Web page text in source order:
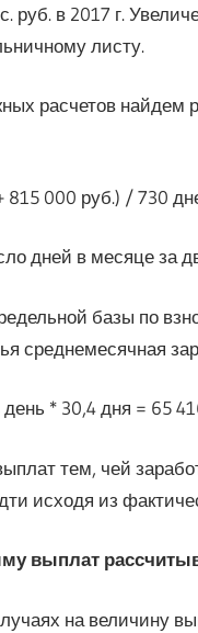
руб. в 2017 г.
листу.
расчетов найдем
815 000 руб.) / 730
дней в месяце за
базы по
среднемесячная
* 30,4 дня = 65
тем, чей
исходя из
выплат
на величину